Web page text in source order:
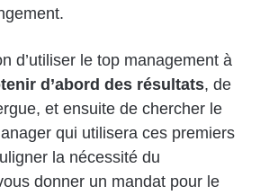
d’utiliser le top management à
d’abord des résultats, de
et ensuite de chercher le
qui utilisera ces premiers
la nécessité du
donner un mandat pour le